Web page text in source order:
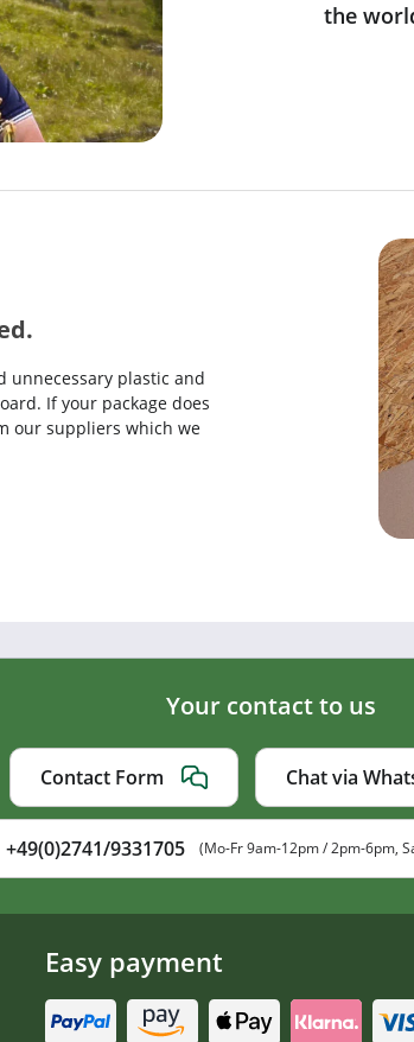
the
unnecessary plastic and
If your package does
our suppliers which we
Your contact to us
Contact Form Chat via
+49(0)2741/9331705 (Mo-Fr 9am-12pm / 2pm-6pm,
Easy payment